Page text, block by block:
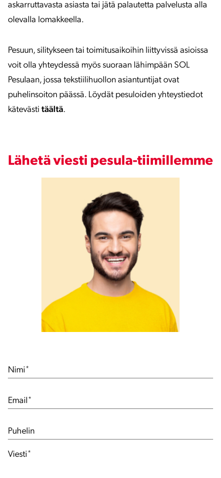
askarruttavasta asiasta tai jätä palautetta palvelusta alla
olevalla lomakkeella.
Pesuun, silitykseen tai toimitusaikoihin liittyvissä asioissa
voit olla yhteydessä myös suoraan lähimpään SOL
Pesulaan, jossa tekstiilihuollon asiantuntijat ovat
puhelinsoiton päässä. Löydät pesuloiden yhteystiedot
kätevästi täältä.
Lähetä viesti pesula-tiimillemme
Nimi *
Email *
Puhelin
Viesti *